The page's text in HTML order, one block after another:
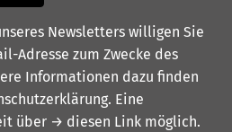
Newsletters willigen Sie
Adresse zum Zwecke des
Informationen dazu finden
. Eine
über → diesen Link möglich.